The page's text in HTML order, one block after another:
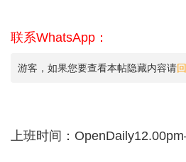
联系WhatsApp：
游客，如果您要查看本帖隐藏内容请
上班时间：